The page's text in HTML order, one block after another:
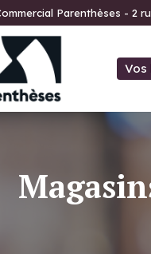
Parenthèses - 2
Vos